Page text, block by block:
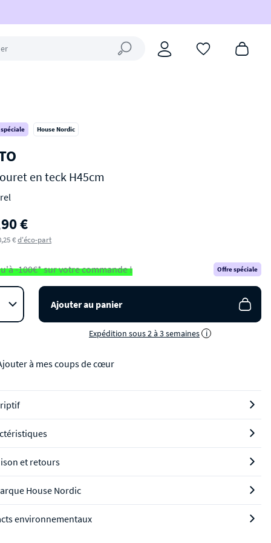
House Nordic
en teck H45cm
€
€d'éco-part
-100€* sur votre commande ! Offre spéciale
Ajouter au panier
Expédition sous 2 à 3 semaines i
à mes coups de cœur
et retours
House Nordic
environnementaux